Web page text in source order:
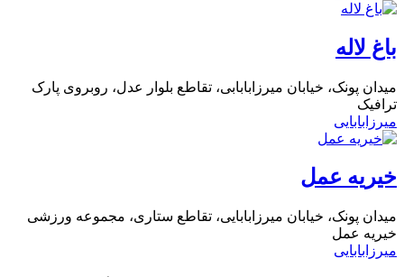
باغ لاله
میدان پونک، خیابان میرزابابابی، تقاطع بلوار عدل، روبروی پارک
ترافیک
میرزابابایی
خیریه عمل
میدان پونک، خیابان میرزابابایی، تقاطع ستاری، مجموعه ورزشی
خیریه عمل
میرزابابایی